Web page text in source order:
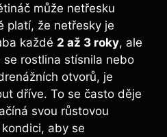
může netřesku
‍platí, že netřesky je
každé 2 až 3 roky, ale​
rostlina stísnila nebo⁤
otvorů, je
dříve.‍ To se často děje⁤
svou ‌růstovou
aby⁣ se